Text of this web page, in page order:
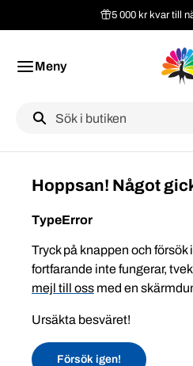
5 000 kr kvar till
Meny
Label
Hoppsan! Något
TypeError
Tryck på knappen och försök
fortfarande inte fungerar,
mejl till oss med en
Ursäkta besväret!
Försök igen!